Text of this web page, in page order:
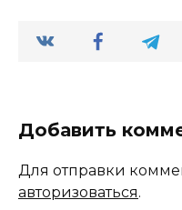
Добавить
Для отправки
авторизоваться.